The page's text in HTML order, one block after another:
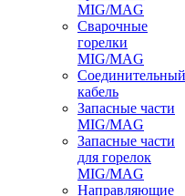
MIG/MAG
Сварочные
горелки
MIG/MAG
Соединительный
кабель
Запасные части
MIG/MAG
Запасные части
для горелок
MIG/MAG
Направляющие